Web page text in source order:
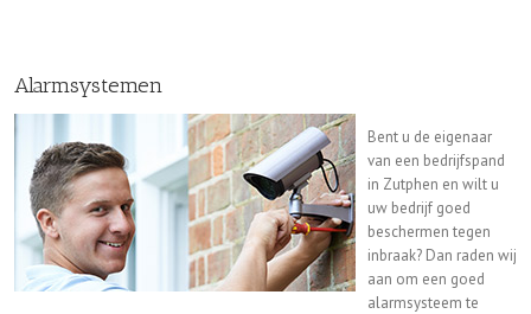
Alarmsystemen
Bent u de eigenaar
van een bedrijfspand
in Zutphen en wilt u
uw bedrijf goed
beschermen tegen
inbraak? Dan raden wij
aan om een goed
alarmsysteem te